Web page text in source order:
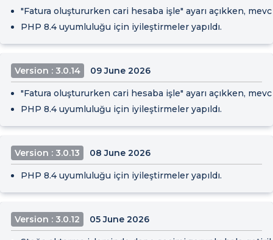
"Fatura oluştururken cari hesaba işle" ayarı açıkken,
PHP 8.4 uyumluluğu için iyileştirmeler yapıldı.
Version : 3.0.14 09 June 2026
"Fatura oluştururken cari hesaba işle" ayarı açıkken,
PHP 8.4 uyumluluğu için iyileştirmeler yapıldı.
Version : 3.0.13 08 June 2026
PHP 8.4 uyumluluğu için iyileştirmeler yapıldı.
Version : 3.0.12 05 June 2026